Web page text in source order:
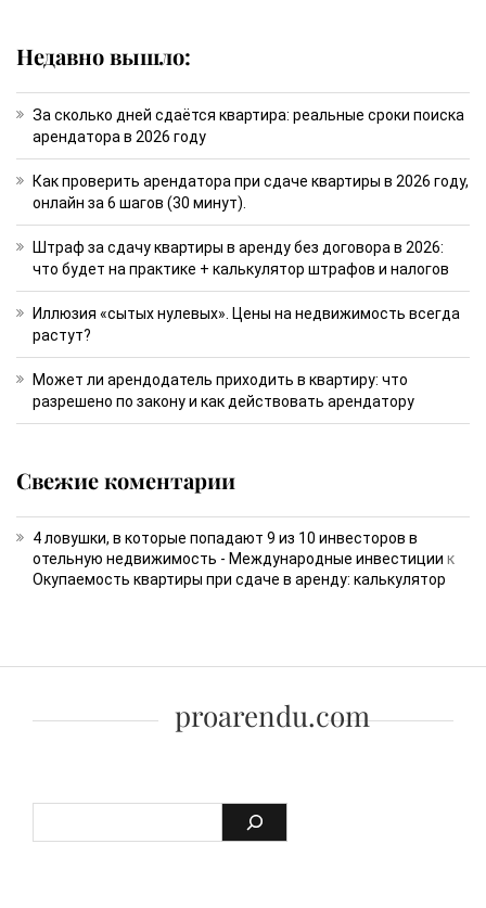
Недавно вышло:
За сколько дней сдаётся квартира: реальные сроки поиска
арендатора в 2026 году
Как проверить арендатора при сдаче квартиры в 2026 году,
онлайн за 6 шагов (30 минут).
Штраф за сдачу квартиры в аренду без договора в 2026:
что будет на практике + калькулятор штрафов и налогов
Иллюзия «сытых нулевых». Цены на недвижимость всегда
растут?
Может ли арендодатель приходить в квартиру: что
разрешено по закону и как действовать арендатору
Свежие коментарии
4 ловушки, в которые попадают 9 из 10 инвесторов в
отельную недвижимость - Международные инвестиции к
Окупаемость квартиры при сдаче в аренду: калькулятор
proarendu.com